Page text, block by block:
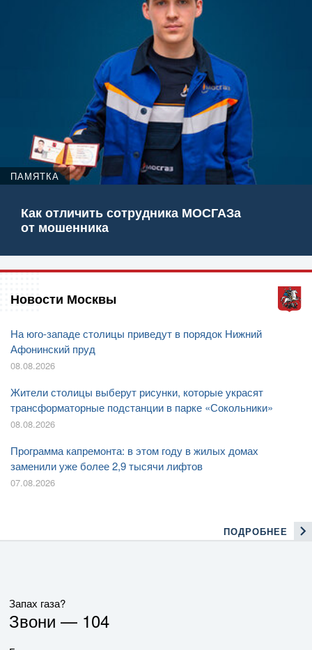
ПАМЯТКА
Как отличить сотрудника МОСГАЗа
от мошенника
Новости Москвы
На юго-западе столицы приведут в порядок Нижний
Афонинский пруд
08.08.2026
Жители столицы выберут рисунки, которые украсят
трансформаторные подстанции в парке «Сокольники»
08.08.2026
Программа капремонта: в этом году в жилых домах
заменили уже более 2,9 тысячи лифтов
07.08.2026
ПОДРОБНЕЕ
Запах газа?
Звони — 104